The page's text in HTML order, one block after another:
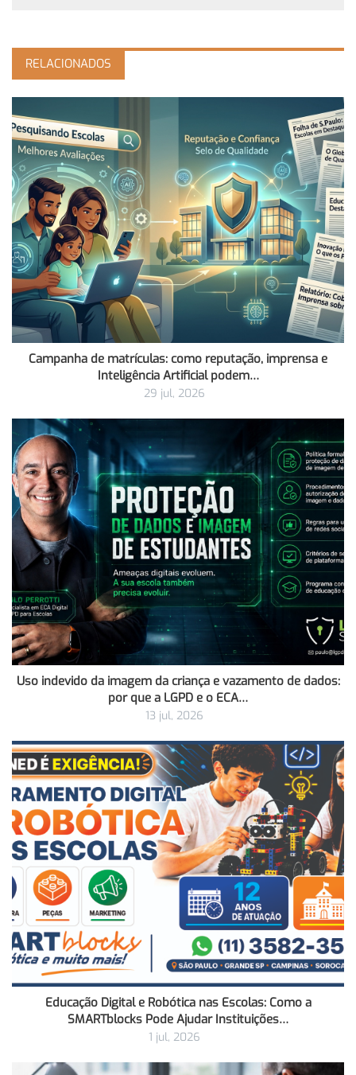
RELACIONADOS
Campanha de matrículas: como reputação, imprensa e
Inteligência Artificial podem…
29 jul, 2026
Uso indevido da imagem da criança e vazamento de dados:
por que a LGPD e o ECA…
13 jul, 2026
Educação Digital e Robótica nas Escolas: Como a
SMARTblocks Pode Ajudar Instituições…
1 jul, 2026